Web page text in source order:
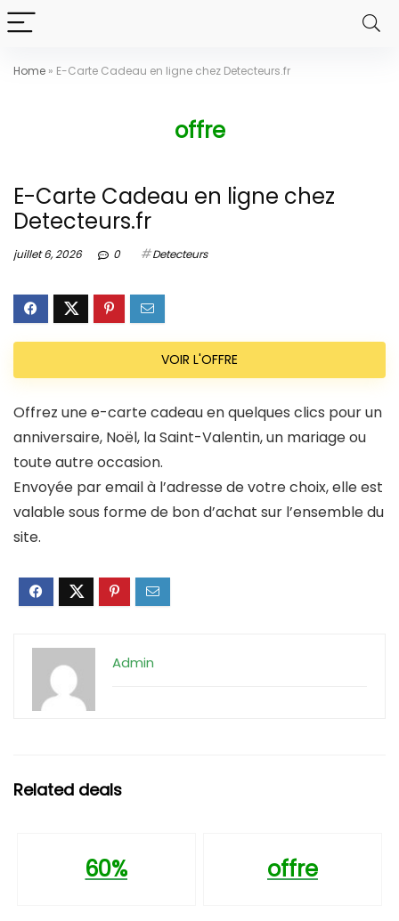
Home » E-Carte Cadeau en ligne chez Detecteurs.fr
offre
E-Carte Cadeau en ligne chez
Detecteurs.fr
juillet 6, 2026 0 Detecteurs
VOIR L'OFFRE
Offrez une e-carte cadeau en quelques clics pour un
anniversaire, Noël, la Saint-Valentin, un mariage ou
toute autre occasion.
Envoyée par email à l’adresse de votre choix, elle est
valable sous forme de bon d’achat sur l’ensemble du
site.
Admin
Related deals
60% offre